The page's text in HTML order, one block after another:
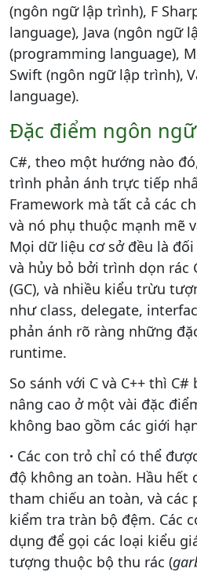
(ngôn ngữ lập trình), F
language), Java (ngôn ngữ
(programming language),
Swift (ngôn ngữ lập trình),
language).
Đặc điểm ngôn ngữ
C#, theo một hướng nào
trình phản ánh trực tiếp
Framework mà tất cả các
và nó phụ thuộc mạnh mẽ
Mọi dữ liệu cơ sở đều là
và hủy bỏ bởi trình dọn rác
(GC), và nhiều kiểu trừu
như class, delegate,
phản ánh rõ ràng những
runtime.
So sánh với C và C++ thì
nâng cao ở một vài đặc
không bao gồm các giới
· Các con trỏ chỉ có thể
độ không an toàn. Hầu hết
tham chiếu an toàn, và các
kiểm tra tràn bộ đệm. Các
dụng để gọi các loại kiểu
tượng thuộc bộ thu rác (